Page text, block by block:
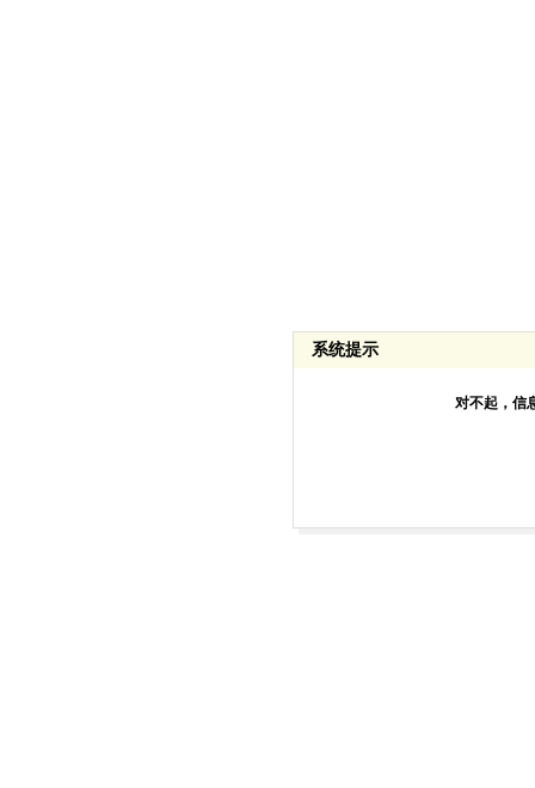
系统提示
对不起，信